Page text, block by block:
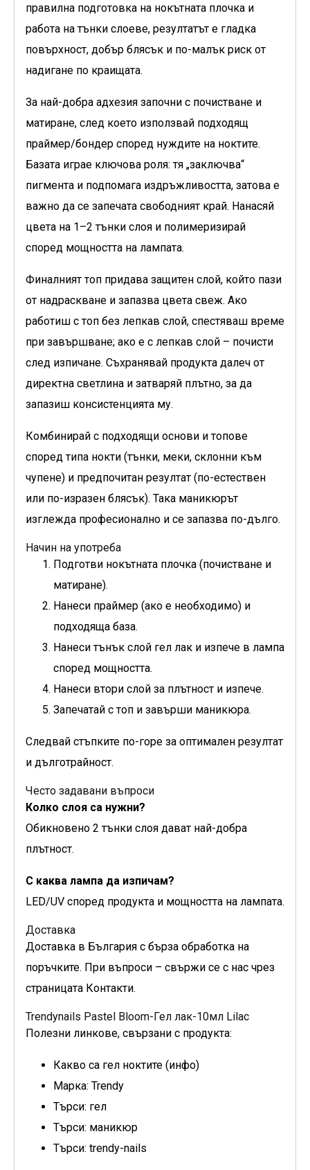
правилна подготовка на нокътната плочка и
работа на тънки слоеве, резултатът е гладка
повърхност, добър блясък и по-малък риск от
надигане по краищата.
За най-добра адхезия започни с почистване и
матиране, след което използвай подходящ
праймер/бондер според нуждите на ноктите.
Базата играе ключова роля: тя „заключва“
пигмента и подпомага издръжливостта, затова е
важно да се запечата свободният край. Нанасяй
цвета на 1–2 тънки слоя и полимеризирай
според мощността на лампата.
Финалният топ придава защитен слой, който пази
от надраскване и запазва цвета свеж. Ако
работиш с топ без лепкав слой, спестяваш време
при завършване; ако е с лепкав слой – почисти
след изпичане. Съхранявай продукта далеч от
директна светлина и затваряй плътно, за да
запазиш консистенцията му.
Комбинирай с подходящи основи и топове
според типа нокти (тънки, меки, склонни към
чупене) и предпочитан резултат (по-естествен
или по-изразен блясък). Така маникюрът
изглежда професионално и се запазва по-дълго.
Начин на употреба
Подготви нокътната плочка (почистване и
матиране).
Нанеси праймер (ако е необходимо) и
подходяща база.
Нанеси тънък слой гел лак и изпече в лампа
според мощността.
Нанеси втори слой за плътност и изпече.
Запечатай с топ и завърши маникюра.
Следвай стъпките по-горе за оптимален резултат
и дълготрайност.
Често задавани въпроси
Колко слоя са нужни?
Обикновено 2 тънки слоя дават най-добра
плътност.
С каква лампа да изпичам?
LED/UV според продукта и мощността на лампата.
Доставка
Доставка в България с бърза обработка на
поръчките. При въпроси – свържи се с нас чрез
страницата Контакти.
Trendynails Pastel Bloom-Гел лак-10мл Lilac
Полезни линкове, свързани с продукта:
Какво са гел ноктите (инфо)
Марка: Trendy
Търси: гел
Търси: маникюр
Търси: trendy-nails